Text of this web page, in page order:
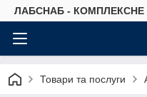
ЛАБСНАБ - КОМПЛЕКСНЕ
Товари та послуги